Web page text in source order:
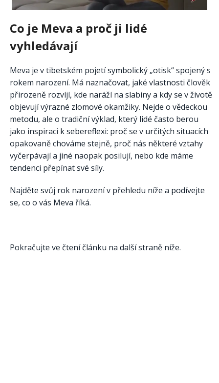
Co je Meva a proč ji lidé
vyhledávají
Meva je v tibetském pojetí symbolický „otisk“ spojený s
rokem narození. Má naznačovat, jaké vlastnosti člověk
přirozeně rozvíjí, kde naráží na slabiny a kdy se v životě
objevují výrazné zlomové okamžiky. Nejde o vědeckou
metodu, ale o tradiční výklad, který lidé často berou
jako inspiraci k sebereflexi: proč se v určitých situacích
opakovaně chováme stejně, proč nás některé vztahy
vyčerpávají a jiné naopak posilují, nebo kde máme
tendenci přepínat své síly.
Najděte svůj rok narození v přehledu níže a podívejte
se, co o vás Meva říká.
Pokračujte ve čtení článku na další straně níže.